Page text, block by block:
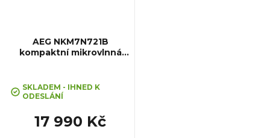
AEG NKM7N721B
kompaktní mikrovlnná
SKLADEM - IHNED K
ODESLÁNÍ
17 990 Kč